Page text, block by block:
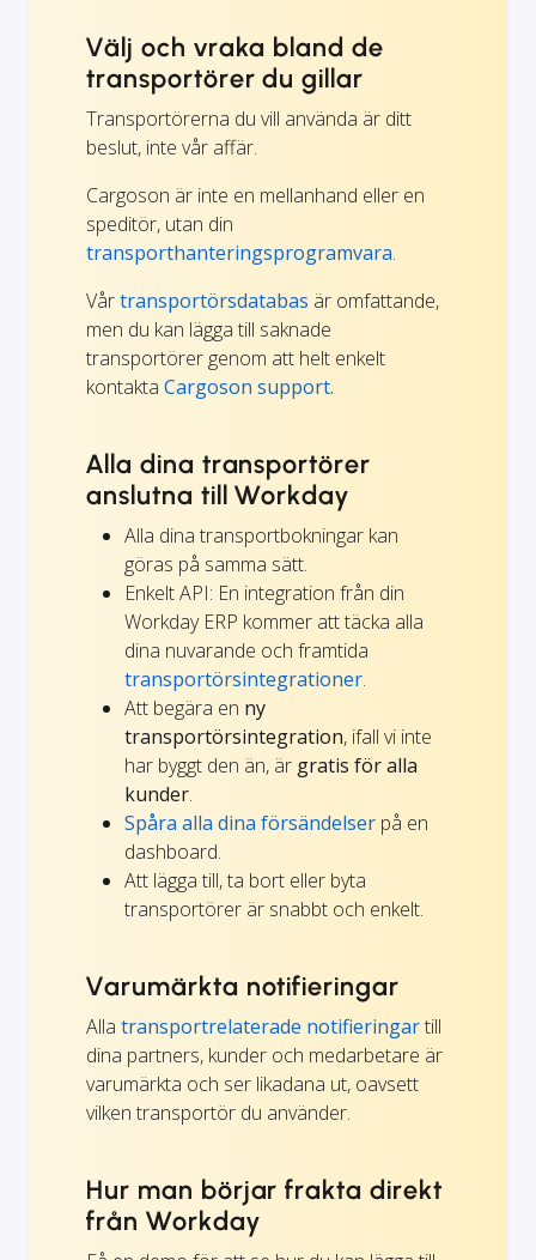
Välj och vraka bland de
transportörer du gillar
Transportörerna du vill använda är ditt
beslut, inte vår affär.
Cargoson är inte en mellanhand eller en
speditör, utan din
transporthanteringsprogramvara.
Vårtransportörsdatabas är omfattande,
men du kan lägga till saknade
transportörer genom att helt enkelt
kontakta Cargoson support.
Alla dina transportörer
anslutna till Workday
Alla dina transportbokningar kan
göras på samma sätt.
Enkelt API: En integration från din
Workday ERP kommer att täcka alla
dina nuvarande och framtida
transportörsintegrationer.
Att begära en ny
transportörsintegration, ifall vi inte
har byggt den än, är gratis för alla
kunder.
Spåra alla dina försändelser på en
dashboard.
Att lägga till, ta bort eller byta
transportörer är snabbt och enkelt.
Varumärkta notifieringar
Alla transportrelaterade notifieringartill
dina partners, kunder och medarbetare är
varumärkta och ser likadana ut, oavsett
vilken transportör du använder.
Hur man börjar frakta direkt
från Workday